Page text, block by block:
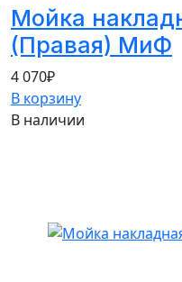
Мойка
(Правая) МиФ
4 070₽
В корзину
В наличии